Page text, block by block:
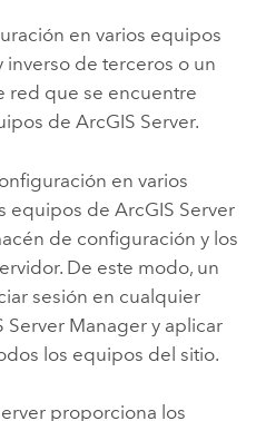
en varios equipos
inverso de terceros o un
red que se encuentre
de ArcGIS Server.
en varios
equipos de ArcGIS Server
de configuración y los
De este modo, un
sesión en cualquier
ServerManager y aplicar
los equipos del sitio.
proporciona los